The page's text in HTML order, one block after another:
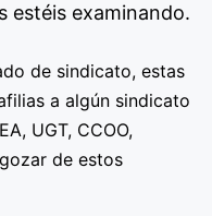
estéis examinando.
de sindicato, estas
a algún sindicato
UGT, CCOO,
de estos